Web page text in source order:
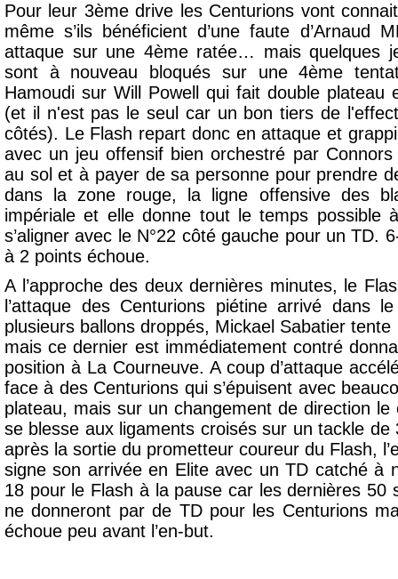
Pour leur 3ème drive les Centurions vont
même s’ils bénéficient d’une faute d’Arnaud
attaque sur une 4ème ratée… mais quelques
sont à nouveau bloqués sur une 4ème
Hamoudi sur Will Powell qui fait double plateau
(et il n'est pas le seul car un bon tiers de
côtés). Le Flash repart donc en attaque et
avec un jeu offensif bien orchestré par Connors
au sol et à payer de sa personne pour prendre
dans la zone rouge, la ligne offensive des
impériale et elle donne tout le temps possible
s’aligner avec le N°22 côté gauche pour un TD.
à 2 points échoue.
A l’approche des deux dernières minutes, le
l’attaque des Centurions piétine arrivé dans
plusieurs ballons droppés, Mickael Sabatier
mais ce dernier est immédiatement contré
position à La Courneuve. A coup d’attaque
face à des Centurions qui s’épuisent avec
plateau, mais sur un changement de direction le
se blesse aux ligaments croisés sur un tackle
après la sortie du prometteur coureur du Flash,
signe son arrivée en Elite avec un TD catché à
18 pour le Flash à la pause car les dernières 50
ne donneront par de TD pour les Centurions
échoue peu avant l’en-but.